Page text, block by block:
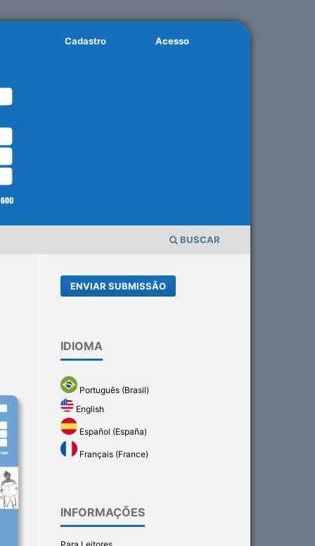
BUSCAR
Cadastro Acesso
ENVIAR SUBMISSÃO
IDIOMA
Português (Brasil)
English
Español (España)
Français (France)
INFORMAÇÕES